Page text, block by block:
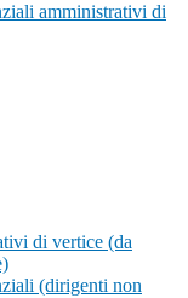
amministrativi di
di vertice (da
(dirigenti non